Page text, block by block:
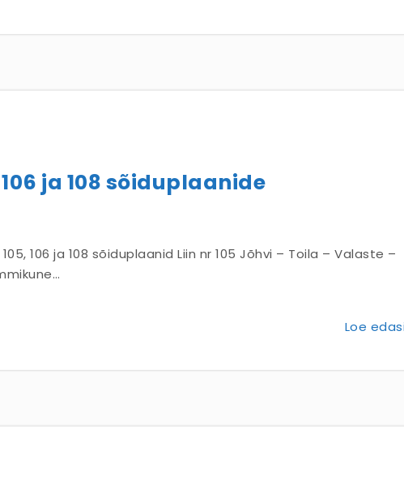
106 ja 108 sõiduplaanide
106 ja 108 sõiduplaanid Liin nr 105 Jõhvi – Toila – Valaste –
Loe